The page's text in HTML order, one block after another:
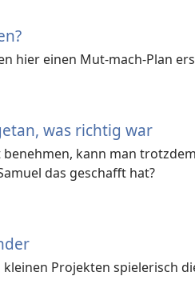
hier einen Mut-mach-Plan
was richtig war
kann man
das geschafft hat?
Projekten spielerisch